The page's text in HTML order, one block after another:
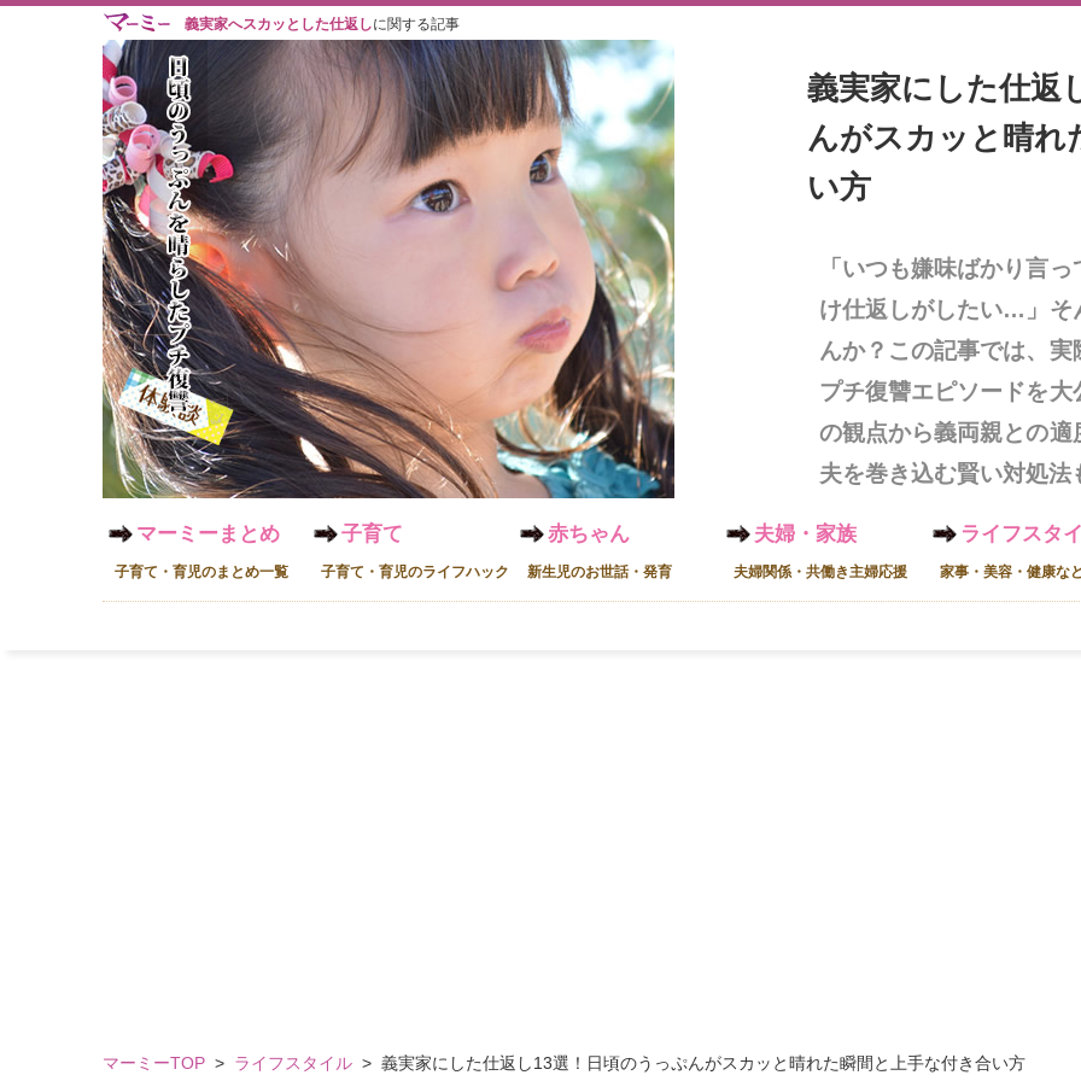
義実家へスカッとした仕返しに関する記事
義実家にした仕返
んがスカッと晴れ
い方
「いつも嫌味ばかり言
け仕返しがしたい…」そ
んか？この記事では、
プチ復讐エピソードを
の観点から義両親との
夫を巻き込む賢い対処
マーミーまとめ
子育て・育児のまとめ一覧
子育て
子育て・育児のライフハック
赤ちゃん
新生児のお世話・発育
夫婦・家族
夫婦関係・共働き主婦応援
ライフスタ
家事・美容・健康な
マーミーTOP > ライフスタイル > 義実家にした仕返し13選！日頃のうっぷんがスカッと晴れた瞬間と上手な付き合い方